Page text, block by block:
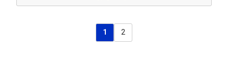
1 2